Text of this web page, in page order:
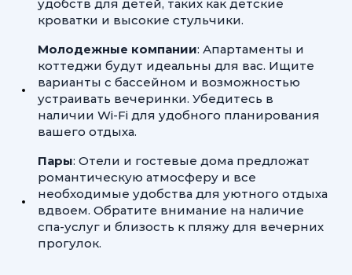
удобств для детей, таких как детские
кроватки и высокие стульчики.
Молодежные компании: Апартаменты и
коттеджи будут идеальны для вас. Ищите
варианты с бассейном и возможностью
устраивать вечеринки. Убедитесь в
наличии Wi-Fi для удобного планирования
вашего отдыха.
Пары: Отели и гостевые дома предложат
романтическую атмосферу и все
необходимые удобства для уютного отдыха
вдвоем. Обратите внимание на наличие
спа-услуг и близость к пляжу для вечерних
прогулок.